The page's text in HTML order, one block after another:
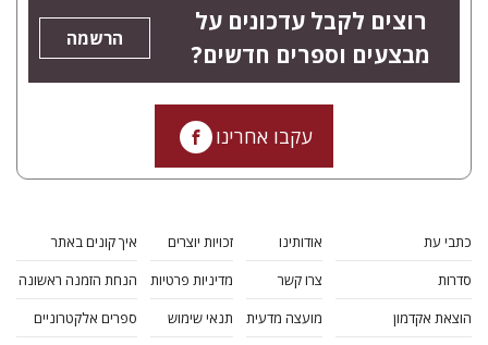
רוצים לקבל עדכונים על
מבצעים וספרים חדשים?
הרשמה
עקבו אחרינו
כתבי עת
סדרות
הוצאת אקדמון
אודותינו
צרו קשר
מועצה מדעית
זכויות יוצרים
מדיניות פרטיות
תנאי שימוש
איך קונים באתר
הנחת הזמנה ראשונה
ספרים אלקטרוניים